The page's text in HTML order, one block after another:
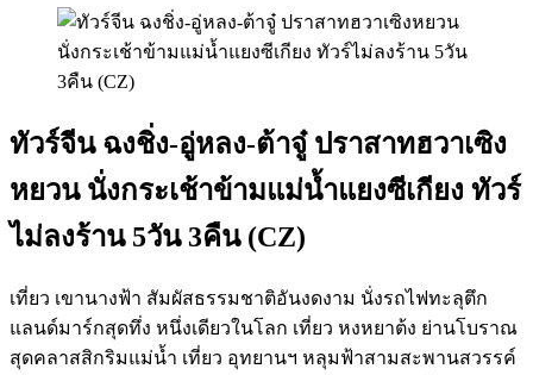
ทัวร์จีน ฉงชิ่ง-อู่หลง-ต้าจู๋ ปราสาทฮวาเซิง
หยวน นั่งกระเช้าข้ามแม่น้ำแยงซีเกียง ทัวร์
ไม่ลงร้าน 5วัน 3คืน (CZ)
เที่ยว เขานางฟ้า สัมผัสธรรมชาติอันงดงาม นั่งรถไฟทะลุตึก
แลนด์มาร์กสุดทึ่ง หนึ่งเดียวในโลก เที่ยว หงหยาต้ง ย่านโบราณ
สุดคลาสสิกริมแม่น้ำ เที่ยว อุทยานฯ หลุมฟ้าสามสะพานสวรรค์